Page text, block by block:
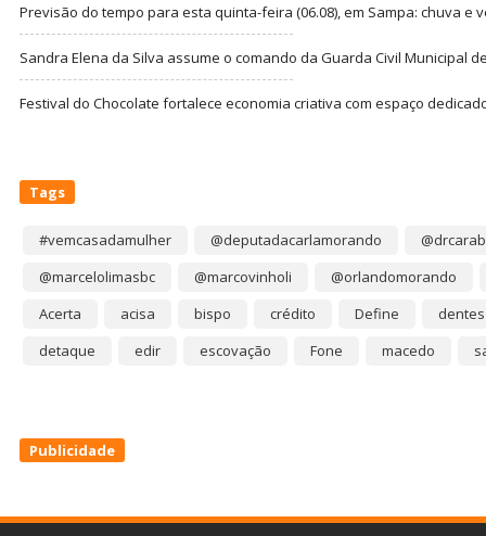
Previsão do tempo para esta quinta-feira (06.08), em Sampa: chuva e
Sandra Elena da Silva assume o comando da Guarda Civil Municipal
Festival do Chocolate fortalece economia criativa com espaço
Tags
#vemcasadamulher @deputadacarlamorando
@marcelolimasbc
@marcovinholi
@orlandomorando
Acerta
acisa bispo crédito Define
dentes
detaque
edir escovação Fone macedo
Publicidade